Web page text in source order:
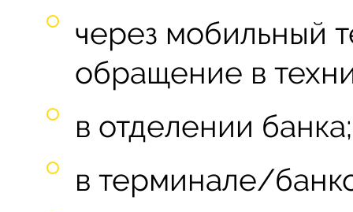
через мобильный
обращение в
в отделении банка;
в терминале/